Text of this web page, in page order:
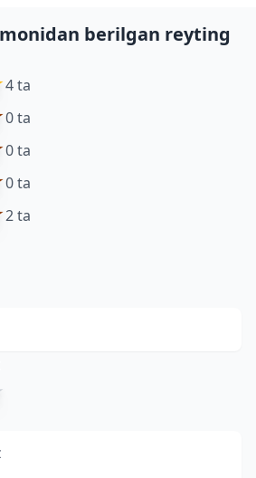
berilgan reyting
4 ta
0 ta
0 ta
0 ta
2 ta